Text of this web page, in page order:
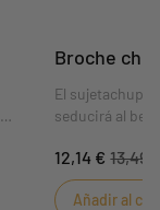
Broche
El
seducirá al
pierda su
para que los
12,14 € 13,49
Añadir al